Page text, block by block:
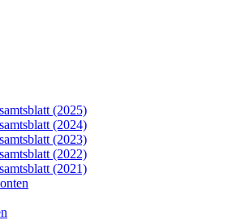
(2025)
(2024)
(2023)
(2022)
(2021)